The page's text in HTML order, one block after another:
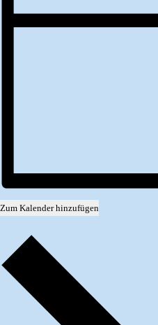
Zum Kalender hinzufügen